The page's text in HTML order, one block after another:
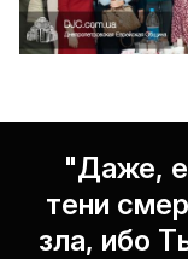
"Даже,
тени
зла, ибо